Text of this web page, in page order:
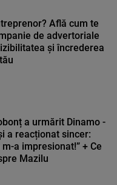
Află cum te
de advertoriale
și încrederea
a urmărit Dinamo -
a reacționat sincer:
m-a impresionat!” + Ce
Mazilu